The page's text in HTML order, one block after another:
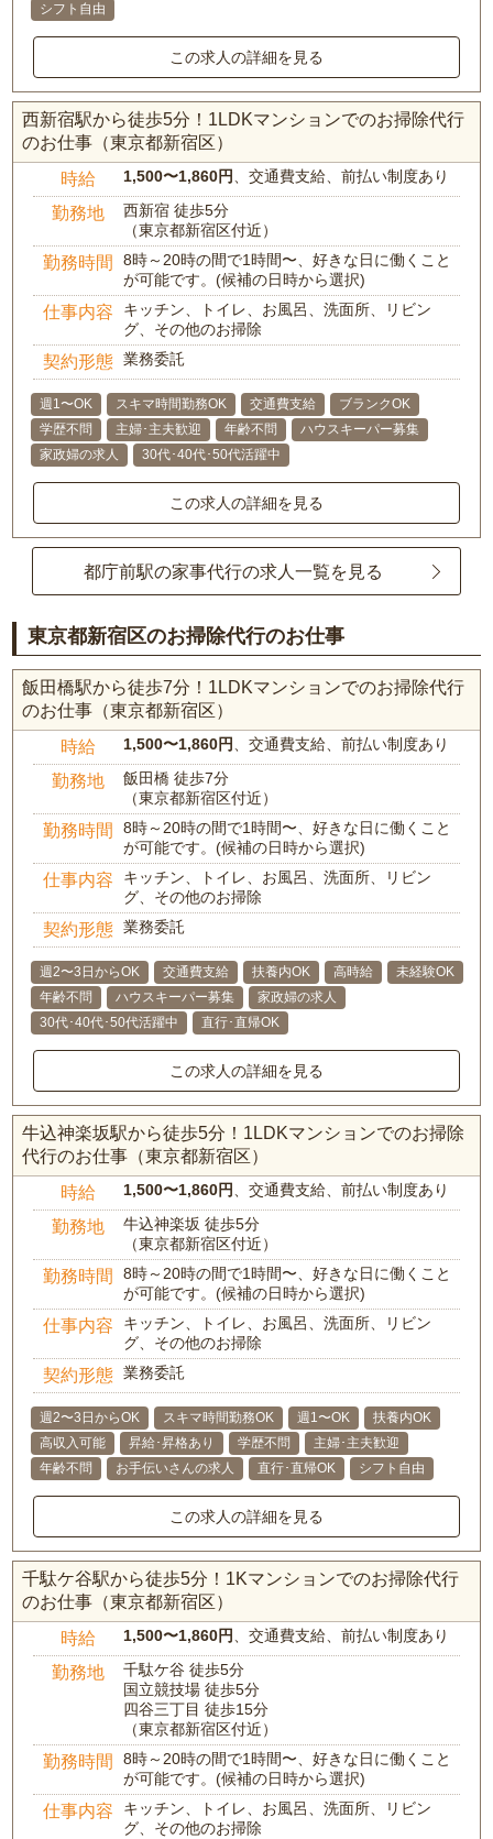
シフト自由
この求人の詳細を見る
西新宿駅から徒歩5分！1LDKマンションでのお掃除代行
のお仕事（東京都新宿区）
時給 1,500〜1,860円、交通費支給、前払い制度あり
勤務地
西新宿 徒歩5分
（東京都新宿区付近）
勤務時間
8時～20時の間で1時間〜、好きな日に働くこと
が可能です。(候補の日時から選択)
仕事内容
キッチン、トイレ、お風呂、洗面所、リビン
グ、その他のお掃除
契約形態 業務委託
週1〜OK スキマ時間勤務OK 交通費支給
ブランクOK
学歴不問
主婦･主夫歓迎 年齢不問
ハウスキーパー募集
家政婦の求人
30代･40代･50代活躍中
この求人の詳細を見る
都庁前駅の家事代行の求人一覧を見る
東京都新宿区のお掃除代行のお仕事
飯田橋駅から徒歩7分！1LDKマンションでのお掃除代行
のお仕事（東京都新宿区）
時給 1,500〜1,860円 、交通費支給、前払い制度あり
勤務地
飯田橋 徒歩7分
（東京都新宿区付近）
勤務時間
8時～20時の間で1時間〜、好きな日に働くこと
が可能です。(候補の日時から選択)
仕事内容
キッチン、トイレ、お風呂、洗面所、リビン
グ、その他のお掃除
契約形態 業務委託
週2〜3日からOK 交通費支給 扶養内OK 高時給
未経験OK
年齢不問
ハウスキーパー募集
家政婦の求人
30代･40代･50代活躍中
直行･直帰OK
この求人の詳細を見る
牛込神楽坂駅から徒歩5分！1LDKマンションでのお掃除
代行のお仕事（東京都新宿区）
時給 1,500〜1,860円 、交通費支給、前払い制度あり
勤務地
牛込神楽坂 徒歩5分
（東京都新宿区付近）
勤務時間
8時～20時の間で1時間〜、好きな日に働くこと
が可能です。(候補の日時から選択)
仕事内容
キッチン、トイレ、お風呂、洗面所、リビン
グ、その他のお掃除
契約形態 業務委託
週2〜3日からOK スキマ時間勤務OK 週1〜OK
扶養内OK
高収入可能
昇給･昇格あり 学歴不問
主婦･主夫歓迎
年齢不問
お手伝いさんの求人 直行･直帰OK シフト自由
この求人の詳細を見る
千駄ケ谷駅から徒歩5分！1Kマンションでのお掃除代行
のお仕事（東京都新宿区）
時給 1,500〜1,860円 、交通費支給、前払い制度あり
勤務地
千駄ケ谷 徒歩5分
国立競技場 徒歩5分
四谷三丁目 徒歩15分
（東京都新宿区付近）
勤務時間
8時～20時の間で1時間〜、好きな日に働くこと
が可能です。(候補の日時から選択)
仕事内容
キッチン、トイレ、お風呂、洗面所、リビン
グ、その他のお掃除